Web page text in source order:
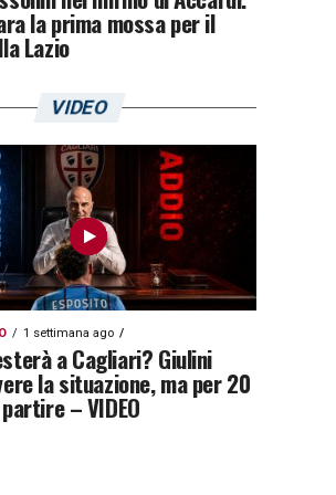
la prima mossa per il
Lazio
VIDEO
1 settimana ago
a Cagliari? Giulini
la situazione, ma per 20
– VIDEO